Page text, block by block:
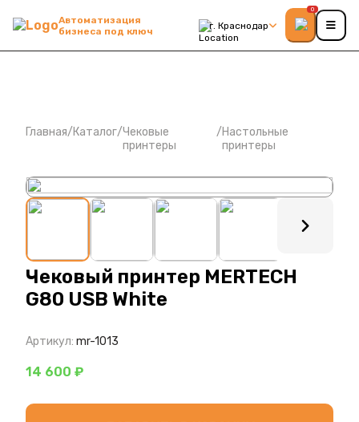
Автоматизация
бизнеса под ключ
г. Краснодар
0
Главная/Каталог/Чековые
принтеры
/Настольные
принтеры
: ?>
Чековый принтер MERTECH
G80 USB White
Артикул: mr-1013
14 600 ₽